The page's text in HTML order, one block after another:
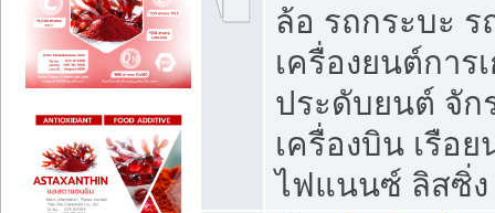
ล้อ รถกระบะ
เครื่องยนต์การ
ประดับยนต์ จัก
เครื่องบิน เรือ
ไฟแนนซ์ ลิสซิ่ง